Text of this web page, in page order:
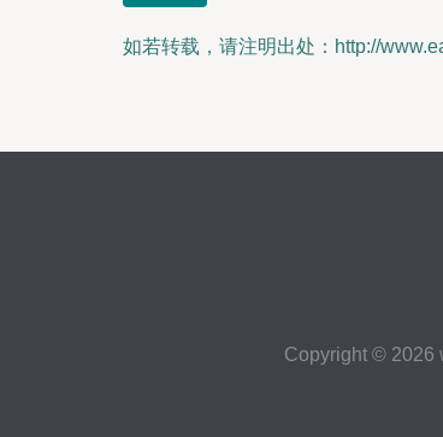
如若转载，请注明出处：http://
Copyright © 2026